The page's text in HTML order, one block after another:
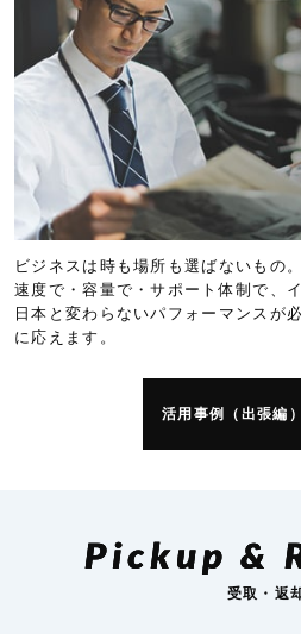
ビジネスは時も場所も選ばないもの。
速度で・容量で・サポート体制で、
日本と変わらないパフォーマンスが
に応えます。
活用事例（出張編
Pickup &
受取・返